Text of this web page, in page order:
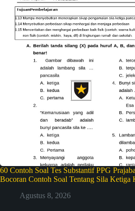
60 Contoh Soal Tes Substantif PPG
Bocoran Contoh Soal Tentang Sila Ketiga
Agustus 8, 2026